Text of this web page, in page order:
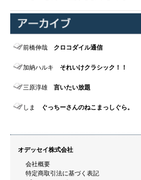
前橋伸哉 クロコダイル通信
加納ハルキ それいけクラシック！！
三原淳雄 言いたい放題
しま ぐっちーさんのねこまっしぐら。
オデッセイ株式会社
会社概要
特定商取引法に基づく表記